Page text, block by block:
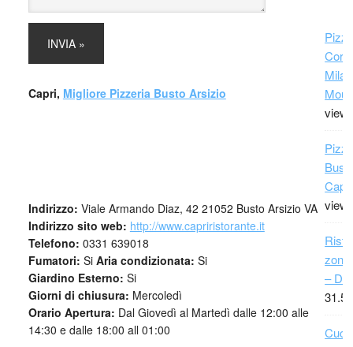
Capri, Migliore Pizzeria Busto Arsizio
Indirizzo: Viale Armando Diaz, 42 21052 Busto Arsizio VA
Indirizzo sito web: http://www.capriristorante.it
Telefono: 0331 639018
Fumatori: Si Aria condizionata: Si
Giardino Esterno: Si
Giorni di chiusura: Mercoledì
Orario Apertura: Dal Giovedì al Martedì dalle 12:00 alle
14:30 e dalle 18:00 all 01:00
Capri
zona
– Da